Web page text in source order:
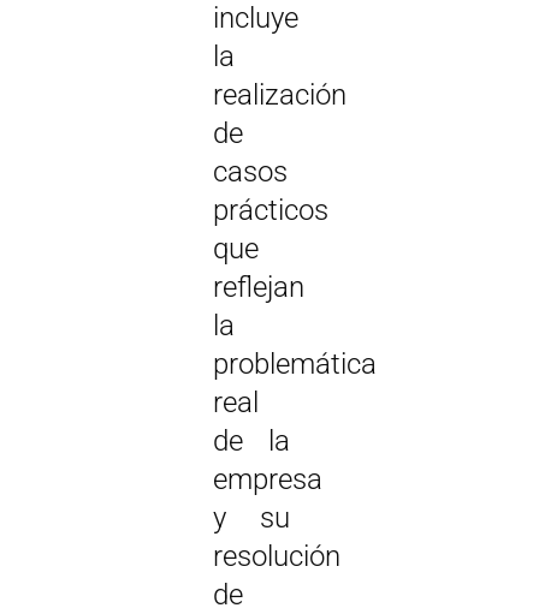
incluye
la
realización
de
casos
prácticos
que
reflejan
la
problemática
real
de la
empresa
y su
resolución
de